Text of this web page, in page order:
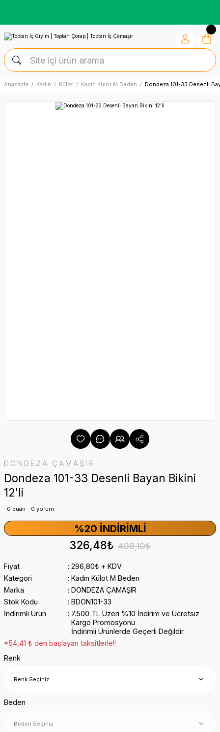
Anasayfa Kadın Külot Kadın Külot M Beden Dondeza 101-33 Desenli
DONDEZA ÇAMAŞIR
Dondeza 101-33 Desenli Bayan Bikini
12'li
0 puan - 0 yorum
%20 İNDIRIMLI
326,48₺ 408,10₺
Fiyat
296,80₺ + KDV
Kategori
Kadın Külot M Beden
Marka
DONDEZA ÇAMAŞIR
Stok Kodu
BDON101-33
İndirimli Ürün
7.500 TL Üzeri %10 İndirim ve Ücretsiz
Kargo Promosyonu
İndirimli Ürünlerde Geçerli Değildir.
*54,41 ₺ den başlayan taksitlerle!!
Renk
Beden